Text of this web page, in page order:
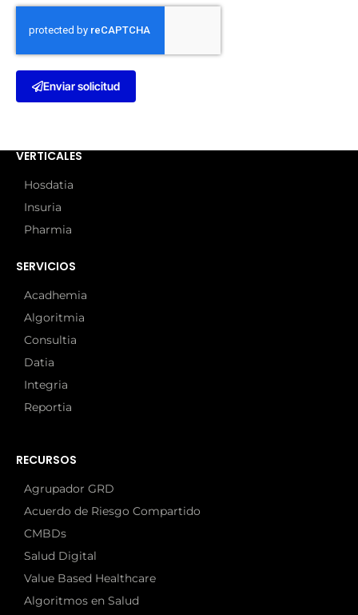
Enviar solicitud
VERTICALES
Hosdatia
Insuria
Pharmia
SERVICIOS
Acadhemia
Algoritmia
Consultia
Datia
Integria
Reportia
RECURSOS
Agrupador GRD
Acuerdo de Riesgo Compartido
CMBDs
Salud Digital
Value Based Healthcare
Algoritmos en Salud